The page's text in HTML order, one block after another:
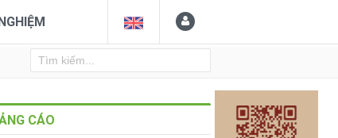
CÁO